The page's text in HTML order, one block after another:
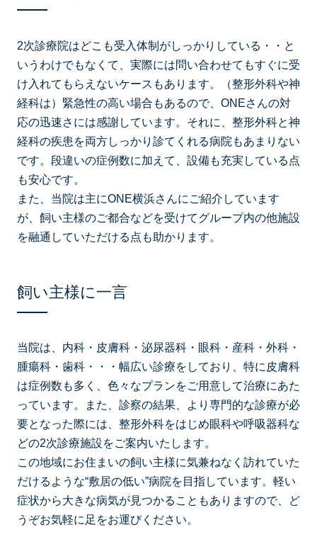
2次診療院はどこも受入体制がしっかりしている・・と
いうわけでもなくて、実際には問い合わせてもすぐに受
け入れてもらえないケースもあります。（整形外科や神
経科は）緊急性の高い場合もあるので、ONEさんの対
応の迅速さには感謝しています。それに、整形外科と神
経科の疾患を両方しっかり診てくれる病院もあまりない
です。段違いの症例数に加えて、設備も充実している点
も安心です。
また、当院は主にONE横浜さんにご紹介しています
が、飼い主様のご都合などを受けてグループ内の他施設
を融通していただける点も助かります。
飼い主様に一言
当院は、内科・皮膚科・泌尿器科・眼科・産科・外科・
腫瘍科・歯科・・・幅広い診療をしており、特に皮膚科
は症例数も多く、色々なプランをご用意して治療にあた
っています。また、診察の結果、より専門的な診療が必
要となった際には、整形外科をはじめ眼科や呼吸器科な
どの2次診療施設をご案内いたします。
この地域にお住まいの飼い主様に気兼ねなく訪れていた
だけるような“敷居の低い”病院を目指しています。軽い
症状から大きな病気が見つかることもありますので、ど
うぞお気軽に足をお運びください。